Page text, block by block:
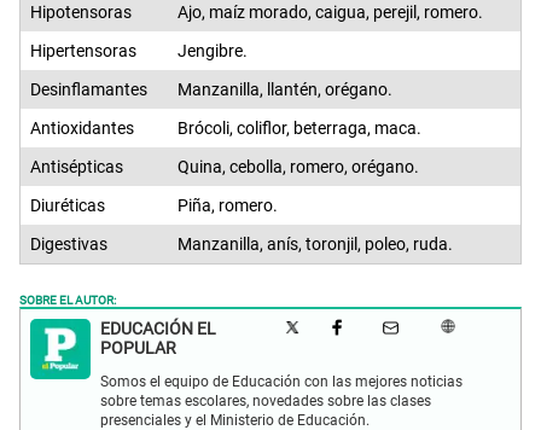
Hipotensoras
Ajo, maíz morado, caigua, perejil, romero.
Hipertensoras
Jengibre.
Desinflamantes
Manzanilla, llantén, orégano.
Antioxidantes
Brócoli, coliflor, beterraga, maca.
Antisépticas
Quina, cebolla, romero, orégano.
Diuréticas
Piña, romero.
Digestivas
Manzanilla, anís, toronjil, poleo, ruda.
SOBRE EL AUTOR:
EDUCACIÓN EL
POPULAR
Somos el equipo de Educación con las mejores noticias
sobre temas escolares, novedades sobre las clases
presenciales y el Ministerio de Educación.